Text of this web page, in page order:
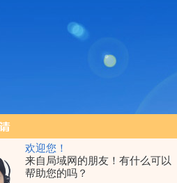
欢迎您！
来自局域网的朋友！有什么可以
帮助您的吗？